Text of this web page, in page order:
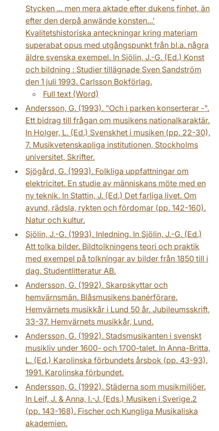
Stycken ... men mera aktade efter dukens finhet, än
efter den derpå anwände konsten...'
Kvalitetshistoriska anteckningar kring materiam
superabat opus med utgångspunkt från bl.a. några
äldre svenska exempel. In Sjölin, J.-G. (Ed.) Konst
och bildning : Studier tillägnade Sven Sandström
den 1 juli 1993. Carlsson Bokförlag.
Full text (Word)
Andersson, G. (1993). "Och i parken konserterar -".
Ett bidrag till frågan om musikens nationalkaraktär.
In Holger, L. (Ed.) Svenskhet i musiken (pp. 22-30),
7. Musikvetenskapliga institutionen, Stockholms
universitet, Skrifter.
Sjögård, G. (1993). Folkliga uppfattningar om
elektricitet. En studie av människans möte med en
ny teknik. In Stattin, J. (Ed.) Det farliga livet. Om
avund, rädsla, rykten och fördomar (pp. 142-160).
Natur och kultur.
Sjölin, J.-G. (1993). Inledning. In Sjölin, J.-G. (Ed.)
Att tolka bilder. Bildtolkningens teori och praktik
med exempel på tolkningar av bilder från 1850 till i
dag. Studentlitteratur AB.
Andersson, G. (1992). Skarpskyttar och
hemvärnsmän. Blåsmusikens banérförare.
Hemvärnets musikkår i Lund 50 år. Jubileumsskrift,
33-37. Hemvärnets musikkår, Lund.
Andersson, G. (1992). Stadsmusikanten i svenskt
musikliv under 1600- och 1700-talet. In Anna-Britta,
L. (Ed.) Karolinska förbundets årsbok (pp. 43-93),
1991. Karolinska förbundet.
Andersson, G. (1992). Städerna som musikmiljöer.
In Leif, J. & Anna, I.-J. (Eds.) Musiken i Sverige.2
(pp. 143-168). Fischer och Kungliga Musikaliska
akademien.